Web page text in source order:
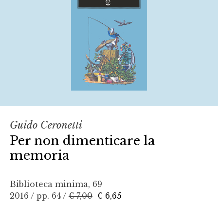
Guido Ceronetti
Per non dimenticare la
memoria
Biblioteca minima, 69
2016 / pp. 64 / € 7,00 € 6,65